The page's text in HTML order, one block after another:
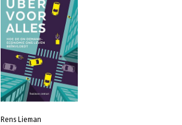
Rens Lieman